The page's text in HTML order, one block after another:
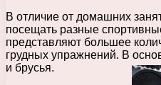
В отличие от домашних
посещать разные
представляют большее
грудных упражнений. В
и брусья.